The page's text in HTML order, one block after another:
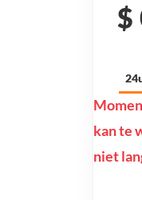
$
kan te
niet